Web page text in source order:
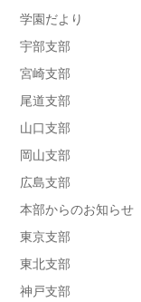
学園だより
宇部支部
宮崎支部
尾道支部
山口支部
岡山支部
広島支部
本部からのお知らせ
東京支部
東北支部
神戸支部